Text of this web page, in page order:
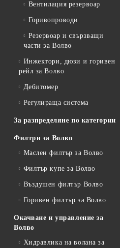
Вентилация резервоар
Горивопроводи
Резервоар и свързващи
части за Волво
Инжектори, дюзи и горивен
рейл за Волво
Дебитомер
Регулираща система
За разпределяне по категории
Филтри за Волво
Маслен филтър за Волво
Филтър купе за Волво
Въздушен филтър Волво
Горивен филтър за Волво
Окачване и управление за
Волво
Хидравлика на волана за